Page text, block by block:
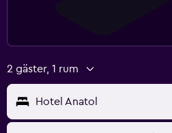
2 gäster, 1 rum
Hotel Anatol